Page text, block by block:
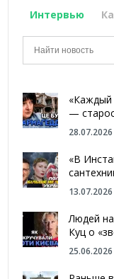
Интервью
«Каждый
—
28.07.2026
«В
13.07.2026
Людей
Куц о
25.06.2026